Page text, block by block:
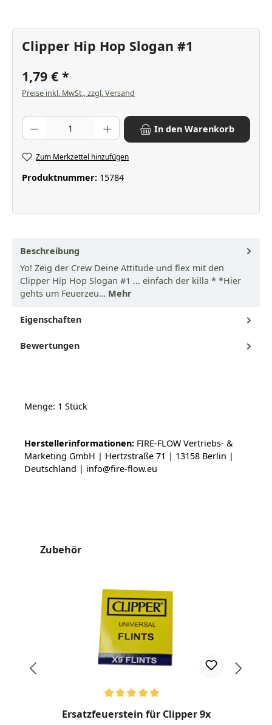
Clipper Hip Hop Slogan #1
1,79 €
Preise inkl. MwSt., zzgl. Versand
Produkt Anzahl: Gib den gewünschten Wert ein oder benutze die
In den Warenkorb
Zum Merkzettel hinzufügen
Produktnummer: 15784
Beschreibung
Yo! Zeig der Crew Deine Attitude und flex mit den
Clipper Hip Hop Slogan #1 ... einfach der killa * *Hier
gehts um Feuerzeu… Mehr
Eigenschaften
Bewertungen
Menge: 1 Stück
Herstellerinformationen: FIRE-FLOW Vertriebs- &
Marketing GmbH | Hertzstraße 71 | 13158 Berlin |
Deutschland | info@fire-flow.eu
Produktgalerie überspringen
Zubehör
Ersatzfeuerstein für Clipper 9x